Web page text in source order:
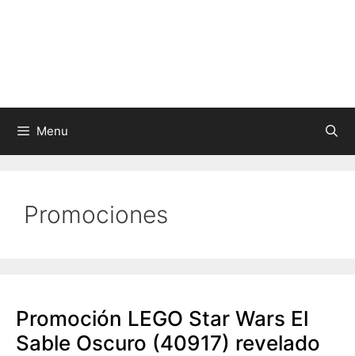
Menu
Promociones
Promoción LEGO Star Wars El
Sable Oscuro (40917) revelado